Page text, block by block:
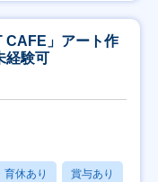
CAFE」アート作
経験可
育休あり 賞与あり